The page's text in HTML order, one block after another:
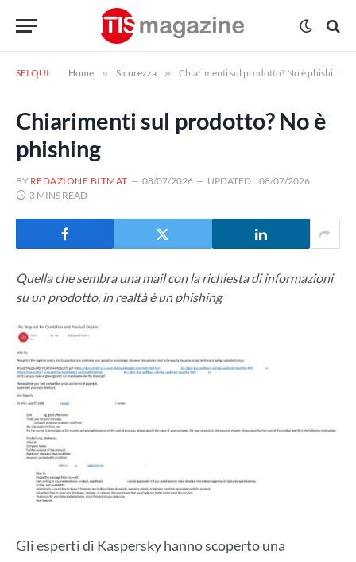
SEI QUI: Home » Sicurezza » Chiarimenti sul prodotto? No è phishing
Chiarimenti sul prodotto? No è
phishing
BY REDAZIONE BITMAT 08/07/2026 UPDATED: 08/07/2026
3 MINS READ
Quella che sembra una mail con la richiesta di informazioni
su un prodotto, in realtà è un phishing
Gli esperti di Kaspersky hanno scoperto una